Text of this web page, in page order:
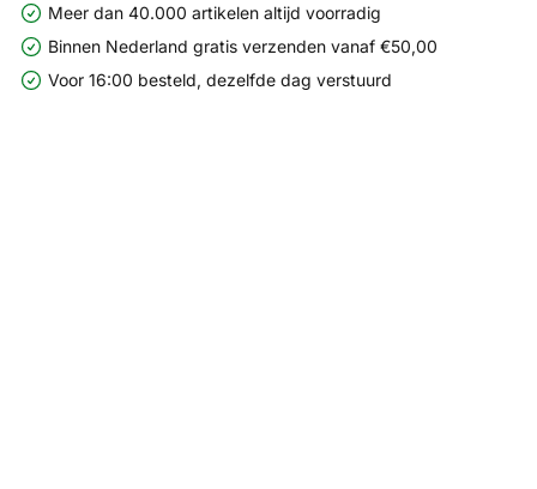
Meer dan 40.000 artikelen altijd voorradig
Binnen Nederland gratis verzenden vanaf €50,00
Voor 16:00 besteld, dezelfde dag verstuurd